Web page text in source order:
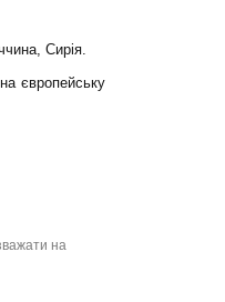
Сирія.
європейську
на